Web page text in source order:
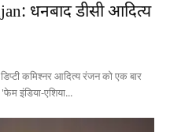
धनबाद डीसी आदित्य
कमिश्नर आदित्य रंजन को एक बार
इंडिया-एशिया...